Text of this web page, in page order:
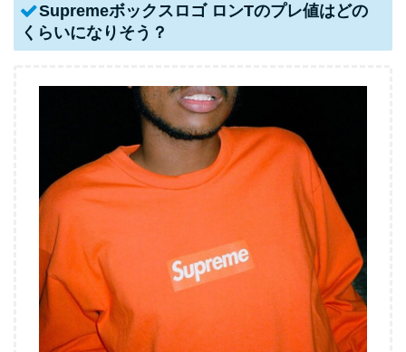
Supremeボックスロゴ ロンTのプレ値はどの
くらいになりそう？